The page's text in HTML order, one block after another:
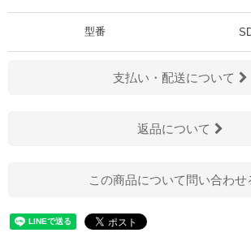
型番
支払い・配送について
返品について
この商品について問い合わせ